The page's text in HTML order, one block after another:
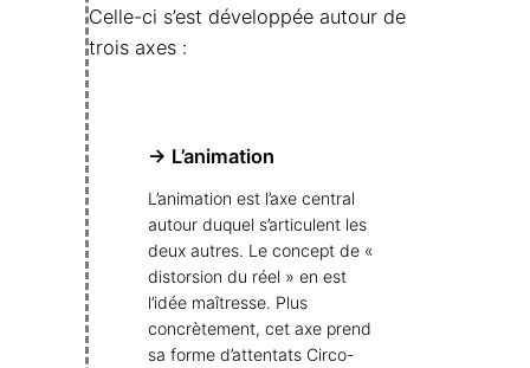
Celle-ci s’est développée autour de
trois axes :
→ L’animation
L’animation est l’axe central
autour duquel s’articulent les
deux autres. Le concept de «
distorsion du réel » en est
l’idée maîtresse. Plus
concrètement, cet axe prend
sa forme d’attentats Circo-